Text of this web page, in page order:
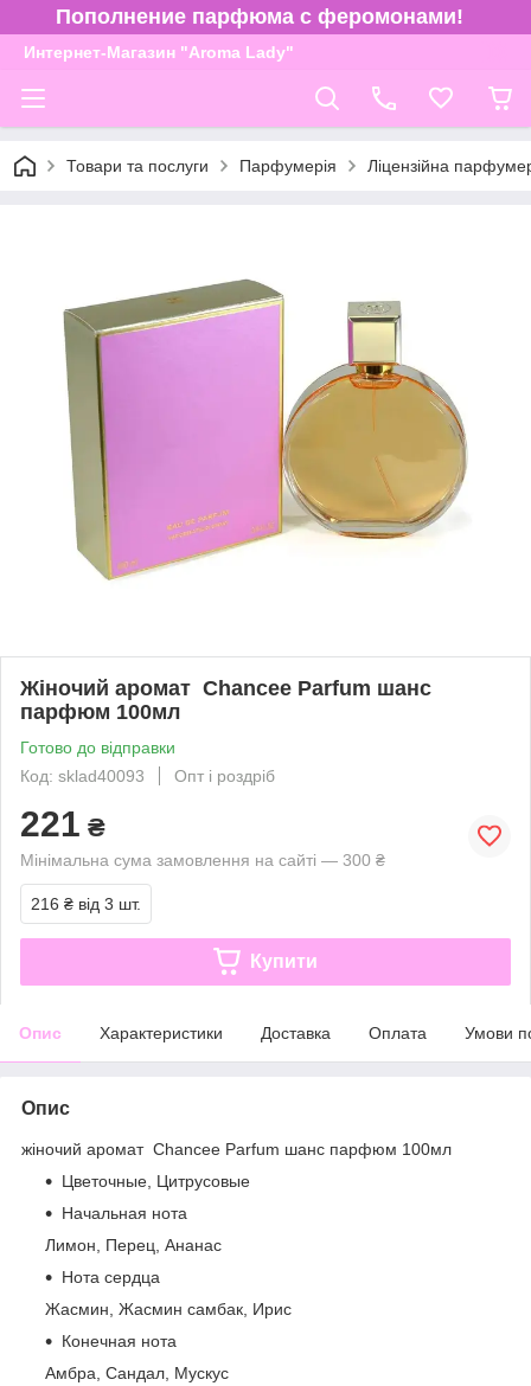
Пополнение парфюма с феромонами!
Интернет-Магазин "Aroma Lady"
Товари та послуги Парфумерія Ліцензійна
Жіночий аромат Chancee Parfum шанс
парфюм 100мл
Готово до відправки
Код: sklad40093
Опт і роздріб
221 ₴
Мінімальна сума замовлення на сайті — 300 ₴
216 ₴ від 3 шт.
Купити
Опис Характеристики Доставка Оплата Умови
Опис
жіночий аромат Chancee Parfum шанс парфюм 100мл
Цветочные, Цитрусовые
Начальная нота
Лимон, Перец, Ананас
Нота сердца
Жасмин, Жасмин самбак, Ирис
Конечная нота
Амбра, Сандал, Мускус